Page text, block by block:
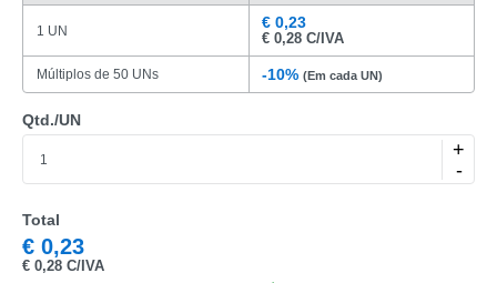
1 UN € 0,23
€ 0,28 C/IVA
Múltiplos de 50 UNs -10% (Em cada UN)
Qtd./UN
+
-
Total
€ 0,23
€ 0,28 C/IVA